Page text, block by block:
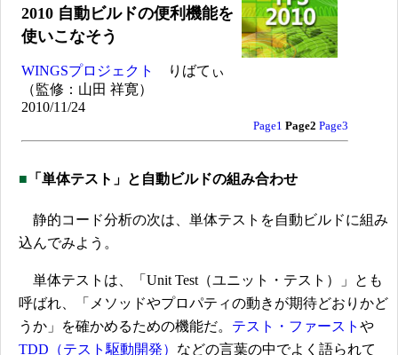
2010 自動ビルドの便利機能を
使いこなそう
WINGSプロジェクト
りばてぃ
（監修：山田 祥寛）
2010/11/24
Page1 Page2 Page3
■ 「単体テスト」と自動ビルドの組み合わせ
静的コード分析の次は、単体テストを自動ビルドに組み
込んでみよう。
単体テストは、「Unit Test（ユニット・テスト）」とも
呼ばれ、「メソッドやプロパティの動きが期待どおりかど
うか」を確かめるための機能だ。 テスト・ファースト や
TDD（テスト駆動開発） などの言葉の中でよく語られて